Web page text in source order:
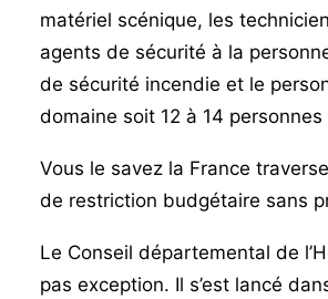
matériel scénique, les
agents de sécurité à la
de sécurité incendie et le
domaine soit 12 à 14
Vous le savez la France
de restriction budgétaire sans
Le Conseil départemental de
pas exception. Il s’est lancé